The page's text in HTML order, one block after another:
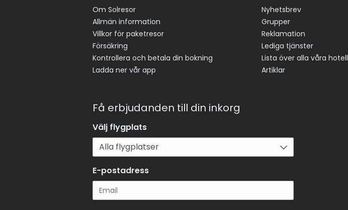
Om Solresor
Allmän information
Villkor för paketresor
Försäkring
Kontrollera och betala din bokning
Ladda ner vår app
Nyhetsbrev
Grupper
Reklamation
Lediga tjänster
Lista över alla våra hotell
Artiklar
Få erbjudanden till din inkorg
Välj flygplats
E-postadress